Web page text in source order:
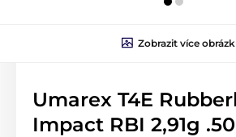
Zobrazit více
Umarex T4E
Impact RBI 2,91g